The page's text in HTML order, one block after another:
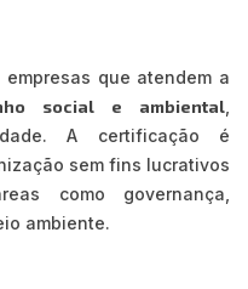
que atendem a
social e ambiental
A certificação é
sem fins lucrativos
como governança,
ambiente.